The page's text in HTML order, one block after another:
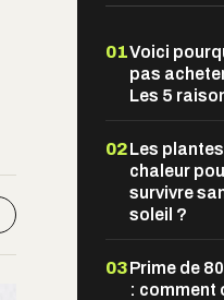
01Voici
pas
Les 5
02Les
chaleur
survivre
soleil ?
03Prime de
: comment